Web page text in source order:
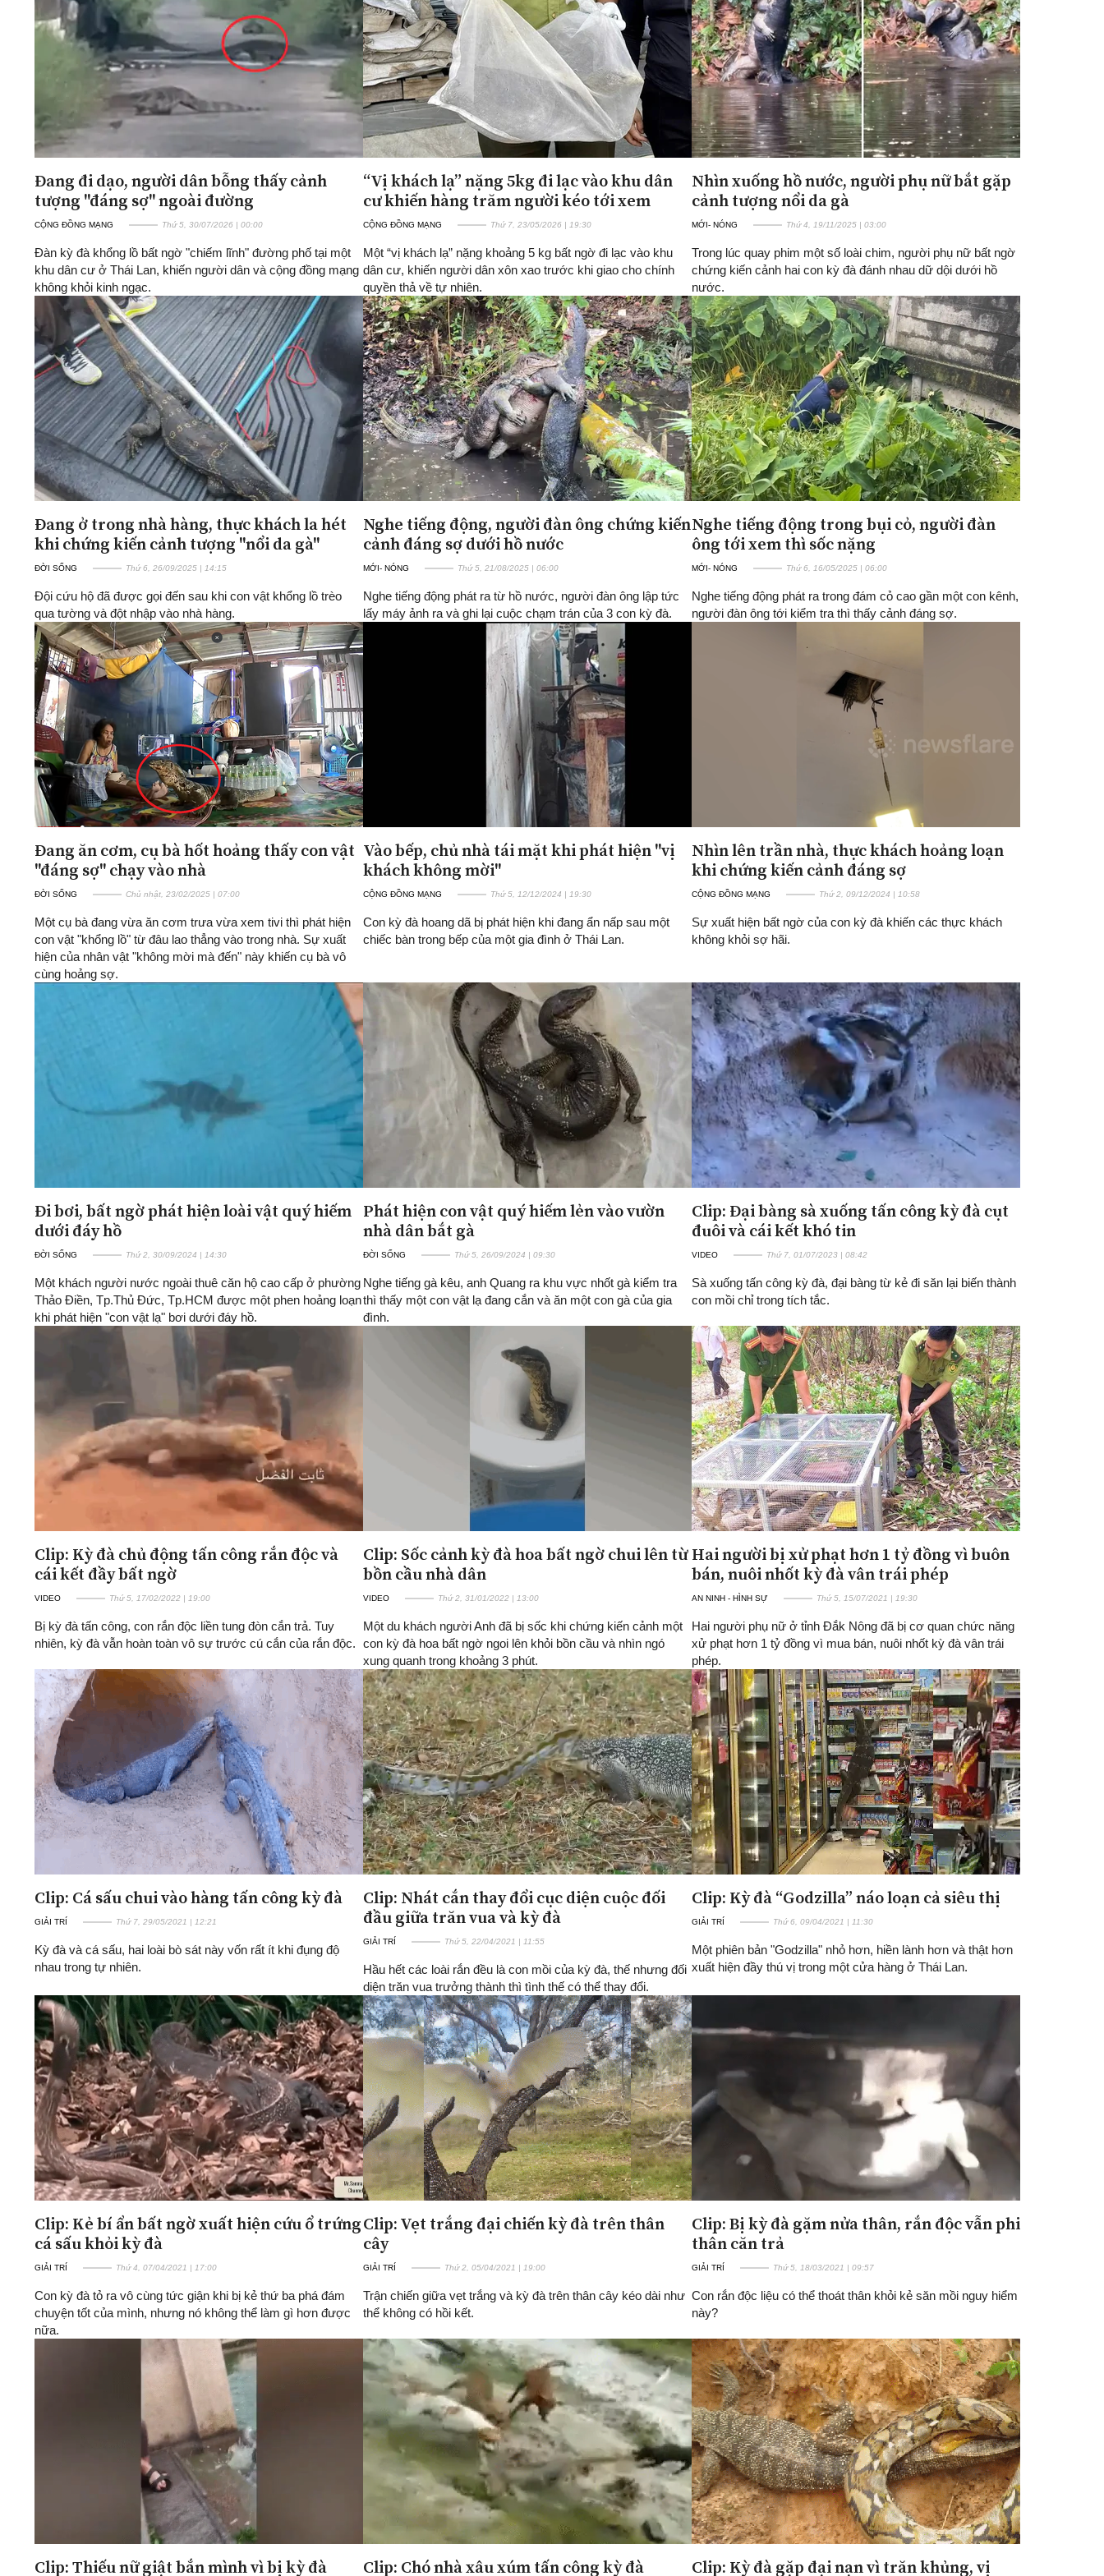
ĐA CHIỀU
Quan điểm
Xi nhan Trái Phải
Bạn đọc viết
INFOCUS
Đăng ký tin tức mới
Đang đi dạo, người dân bỗng thấy cảnh
tượng "đáng sợ" ngoài đường
CỘNG ĐỒNG MẠNG Thứ 5, 30/07/2026 | 00:00
Đàn kỳ đà khổng lồ bất ngờ "chiếm lĩnh" đường phố tại một
khu dân cư ở Thái Lan, khiến người dân và cộng đồng mạng
không khỏi kinh ngạc.
“Vị khách lạ” nặng 5kg đi lạc vào khu dân
cư khiến hàng trăm người kéo tới xem
CỘNG ĐỒNG MẠNG Thứ 7, 23/05/2026 | 19:30
Một “vị khách lạ” nặng khoảng 5 kg bất ngờ đi lạc vào khu
dân cư, khiến người dân xôn xao trước khi giao cho chính
quyền thả về tự nhiên.
Nhìn xuống hồ nước, người phụ nữ bắt gặp
cảnh tượng nổi da gà
MỚI- NÓNG Thứ 4, 19/11/2025 | 03:00
Trong lúc quay phim một số loài chim, người phụ nữ bất ngờ
chứng kiến cảnh hai con kỳ đà đánh nhau dữ dội dưới hồ
nước.
Đang ở trong nhà hàng, thực khách la hét
khi chứng kiến cảnh tượng "nổi da gà"
ĐỜI SỐNG Thứ 6, 26/09/2025 | 14:15
Đội cứu hộ đã được gọi đến sau khi con vật khổng lồ trèo
qua tường và đột nhập vào nhà hàng.
Nghe tiếng động, người đàn ông chứng kiến
cảnh đáng sợ dưới hồ nước
MỚI- NÓNG Thứ 5, 21/08/2025 | 06:00
Nghe tiếng động phát ra từ hồ nước, người đàn ông lập tức
lấy máy ảnh ra và ghi lại cuộc chạm trán của 3 con kỳ đà.
Nghe tiếng động trong bụi cỏ, người đàn
ông tới xem thì sốc nặng
MỚI- NÓNG Thứ 6, 16/05/2025 | 06:00
Nghe tiếng động phát ra trong đám cỏ cao gần một con kênh,
người đàn ông tới kiểm tra thì thấy cảnh đáng sợ.
Đang ăn cơm, cụ bà hốt hoảng thấy con vật
"đáng sợ" chạy vào nhà
ĐỜI SỐNG Chủ nhật, 23/02/2025 | 07:00
Một cụ bà đang vừa ăn cơm trưa vừa xem tivi thì phát hiện
con vật "khổng lồ" từ đâu lao thẳng vào trong nhà. Sự xuất
hiện của nhân vật "không mời mà đến" này khiến cụ bà vô
cùng hoảng sợ.
Vào bếp, chủ nhà tái mặt khi phát hiện "vị
khách không mời"
CỘNG ĐỒNG MẠNG Thứ 5, 12/12/2024 | 19:30
Con kỳ đà hoang dã bị phát hiện khi đang ẩn nấp sau một
chiếc bàn trong bếp của một gia đình ở Thái Lan.
Nhìn lên trần nhà, thực khách hoảng loạn
khi chứng kiến cảnh đáng sợ
CỘNG ĐỒNG MẠNG Thứ 2, 09/12/2024 | 10:58
Sự xuất hiện bất ngờ của con kỳ đà khiến các thực khách
không khỏi sợ hãi.
Đi bơi, bất ngờ phát hiện loài vật quý hiếm
dưới đáy hồ
ĐỜI SỐNG Thứ 2, 30/09/2024 | 14:30
Một khách người nước ngoài thuê căn hộ cao cấp ở phường
Thảo Điền, Tp.Thủ Đức, Tp.HCM được một phen hoảng loạn
khi phát hiện "con vật lạ" bơi dưới đáy hồ.
Phát hiện con vật quý hiếm lẻn vào vườn
nhà dân bắt gà
ĐỜI SỐNG Thứ 5, 26/09/2024 | 09:30
Nghe tiếng gà kêu, anh Quang ra khu vực nhốt gà kiểm tra
thì thấy một con vật lạ đang cắn và ăn một con gà của gia
đình.
Clip: Đại bàng sà xuống tấn công kỳ đà cụt
đuôi và cái kết khó tin
VIDEO Thứ 7, 01/07/2023 | 08:42
Sà xuống tấn công kỳ đà, đại bàng từ kẻ đi săn lại biến thành
con mồi chỉ trong tích tắc.
Clip: Kỳ đà chủ động tấn công rắn độc và
cái kết đầy bất ngờ
VIDEO Thứ 5, 17/02/2022 | 19:00
Bị kỳ đà tấn công, con rắn độc liền tung đòn cắn trả. Tuy
nhiên, kỳ đà vẫn hoàn toàn vô sự trước cú cắn của rắn độc.
Clip: Sốc cảnh kỳ đà hoa bất ngờ chui lên từ
bồn cầu nhà dân
VIDEO Thứ 2, 31/01/2022 | 13:00
Một du khách người Anh đã bị sốc khi chứng kiến cảnh một
con kỳ đà hoa bất ngờ ngoi lên khỏi bồn cầu và nhìn ngó
xung quanh trong khoảng 3 phút.
Hai người bị xử phạt hơn 1 tỷ đồng vì buôn
bán, nuôi nhốt kỳ đà vân trái phép
AN NINH - HÌNH SỰ Thứ 5, 15/07/2021 | 19:30
Hai người phụ nữ ở tỉnh Đắk Nông đã bị cơ quan chức năng
xử phạt hơn 1 tỷ đồng vì mua bán, nuôi nhốt kỳ đà vân trái
phép.
Clip: Cá sấu chui vào hàng tấn công kỳ đà
GIẢI TRÍ Thứ 7, 29/05/2021 | 12:21
Kỳ đà và cá sấu, hai loài bò sát này vốn rất ít khi đụng độ
nhau trong tự nhiên.
Clip: Nhát cắn thay đổi cục diện cuộc đối
đầu giữa trăn vua và kỳ đà
GIẢI TRÍ Thứ 5, 22/04/2021 | 11:55
Hầu hết các loài rắn đều là con mồi của kỳ đà, thế nhưng đối
diện trăn vua trưởng thành thì tình thế có thể thay đổi.
Clip: Kỳ đà “Godzilla” náo loạn cả siêu thị
GIẢI TRÍ Thứ 6, 09/04/2021 | 11:30
Một phiên bản "Godzilla" nhỏ hơn, hiền lành hơn và thật hơn
xuất hiện đầy thú vị trong một cửa hàng ở Thái Lan.
Clip: Kẻ bí ẩn bất ngờ xuất hiện cứu ổ trứng
cá sấu khỏi kỳ đà
GIẢI TRÍ Thứ 4, 07/04/2021 | 17:00
Con kỳ đà tỏ ra vô cùng tức giận khi bị kẻ thứ ba phá đám
chuyện tốt của mình, nhưng nó không thể làm gì hơn được
nữa.
Clip: Vẹt trắng đại chiến kỳ đà trên thân
cây
GIẢI TRÍ Thứ 2, 05/04/2021 | 19:00
Trận chiến giữa vẹt trắng và kỳ đà trên thân cây kéo dài như
thể không có hồi kết.
Clip: Bị kỳ đà gặm nửa thân, rắn độc vẫn phi
thân căn trả
GIẢI TRÍ Thứ 5, 18/03/2021 | 09:57
Con rắn độc liệu có thể thoát thân khỏi kẻ săn mồi nguy hiểm
này?
Clip: Thiếu nữ giật bắn mình vì bị kỳ đà
Clip: Chó nhà xâu xúm tấn công kỳ đà
Clip: Kỳ đà gặp đại nạn vì trăn khủng, vị